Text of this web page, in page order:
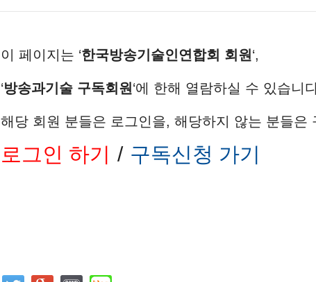
이 페이지는 ‘한국방송기술인연합회 회원 ‘,
‘방송과기술 구독회원 ‘에 한해 열람하실 수 있습니
해당 회원 분들은 로그인을, 해당하지 않는 분들은
로그인 하기 / 구독신청 가기